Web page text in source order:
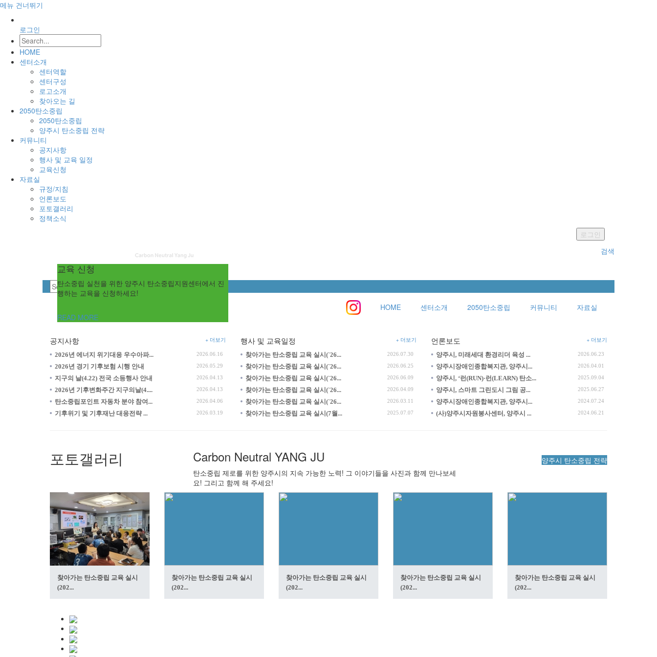
메뉴 건너뛰기
로그인
HOME
센터소개
센터역할
센터구성
로고소개
찾아오는 길
2050탄소중립
2050탄소중립
양주시 탄소중립 전략
커뮤니티
공지사항
행사 및 교육 일정
교육신청
자료실
규정/지침
언론보도
포토갤러리
정책소식
로그인
검색
HOME 센터소개 2050탄소중립 커뮤니티 자료실
센터 역할
지역맞춤형 탄소중립 전략 수립, 수요자 중심 탄소중립
지원 강화, 시민주도 지속가능한 탄소중립 실현
양주시 탄소중립 전략
탄소중립 기본계획 수립 및 이행평가 지원, 온실가스 통
계관리, 중소기업 소상공인 에너지진단 컨설팅 지원 등
교육 신청
탄소중립 실천을 위한 양주시 탄소중립지원센터에서 진
행하는 교육을 신청하세요!
READ MORE
공지사항 + 더보기
2026년 에너지 위기대응 우수아파... 2026.06.16
2026년 경기 기후보험 시행 안내 2026.05.29
지구의 날(4.22) 전국 소등행사 안내 2026.04.13
2026년 기후변화주간 지구의날(4.... 2026.04.13
탄소중립포인트 자동차 분야 참여... 2026.04.06
기후위기 및 기후재난 대응전략 ... 2026.03.19
행사 및 교육일정 + 더보기
찾아가는 탄소중립 교육 실시(`26... 2026.07.30
찾아가는 탄소중립 교육 실시(`26... 2026.06.25
찾아가는 탄소중립 교육 실시(`26... 2026.06.09
찾아가는 탄소중립 교육 실시(`26... 2026.04.09
찾아가는 탄소중립 교육 실시(`26... 2026.03.11
찾아가는 탄소중립 교육 실시(7월... 2025.07.07
언론보도 + 더보기
양주시, 미래세대 환경리더 육성 ... 2026.06.23
양주시장애인종합복지관, 양주시... 2026.04.01
양주시, ‘런(RUN)·런(LEARN) 탄소... 2025.09.04
양주시, 스마트 그린도시 그림 공... 2025.06.27
양주시장애인종합복지관, 양주시... 2024.07.24
(사)양주시자원봉사센터, 양주시 ... 2024.06.21
포토갤러리 Carbon Neutral YANG JU
탄소중립 제로를 위한 양주시의 지속 가능한 노력! 그 이야기들을 사진과 함께 만나보세
요! 그리고 함께 해 주세요!
양주시 탄소중립 전략
찾아가는 탄소중립 교육 실시
(202...
찾아가는 탄소중립 교육 실시
(202...
찾아가는 탄소중립 교육 실시
(202...
찾아가는 탄소중립 교육 실시
(202...
찾아가는 탄소중립 교육 실시
(202...